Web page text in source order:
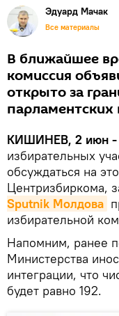
Эдуард Мачак
Все материалы
В ближайшее
комиссия
открыто за
парламентских
КИШИНЕВ, 2 июн -
избирательных
обсуждаться на
Центризбиркома,
Sputnik Молдова
избирательной
Напомним, ранее
Министерства
интеграции, что
будет равно 192.